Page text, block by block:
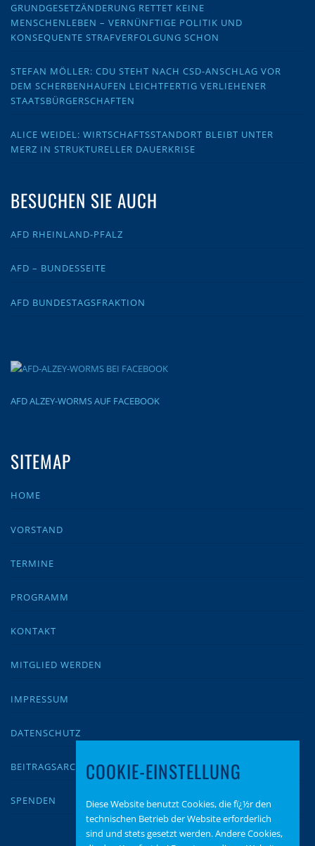
GRUNDGESETZÄNDERUNG RETTET KEINE
MENSCHENLEBEN – VERNÜNFTIGE POLITIK UND
KONSEQUENTE STRAFVERFOLGUNG SCHON
STEFAN MÖLLER: CDU STEHT NACH CSD-ANSCHLAG VOR
DEM SCHERBENHAUFEN LEICHTFERTIG VERLIEHENER
STAATSBÜRGERSCHAFTEN
ALICE WEIDEL: WIRTSCHAFTSSTANDORT BLEIBT UNTER
MERZ IN STRUKTURELLER DAUERKRISE
BESUCHEN SIE AUCH
AFD RHEINLAND-PFALZ
AFD – BUNDESSEITE
AFD BUNDESTAGSFRAKTION
AFD ALZEY-WORMS AUF FACEBOOK
SITEMAP
HOME
VORSTAND
TERMINE
PROGRAMM
KONTAKT
MITGLIED WERDEN
IMPRESSUM
DATENSCHUTZ
BEITRAGSARCHIV
SPENDEN
COOKIE-EINSTELLUNG
Diese Website benutzt Cookies, die fï¿½r den
technischen Betrieb der Website erforderlich
sind und stets gesetzt werden. Andere Cookies,